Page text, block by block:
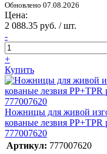
Обновлено 07.08.2026
Цена:
2 088.35 руб. / шт.
-
+
Купить
Ножницы для живой
кованые лезвия
777007620
Артикул: 777007620